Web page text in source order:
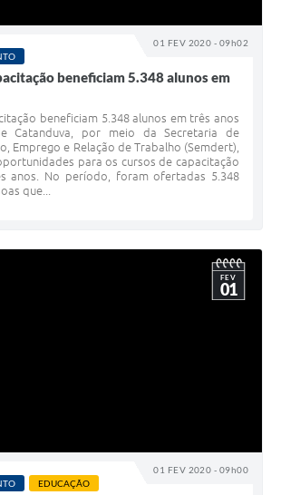
01 FEV 2020 - 09h02
beneficiam 5.348 alunos em
beneficiam 5.348 alunos em três anos
Catanduva, por meio da Secretaria de
Emprego e Relação de Trabalho (Semdert),
para os cursos de capacitação
anos. No período, foram ofertadas 5.348
que...
01 FEV 2020 - 09h00
FEV
01
EDUCAÇÃO